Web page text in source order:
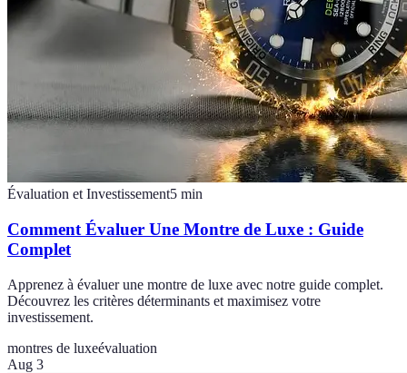
Évaluation et Investissement5 min
Comment Évaluer Une Montre de Luxe : Guide
Complet
Apprenez à évaluer une montre de luxe avec notre guide complet.
Découvrez les critères déterminants et maximisez votre
investissement.
montres de luxeévaluation
Aug 3